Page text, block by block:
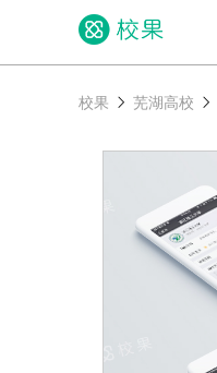
校果 芜湖高校